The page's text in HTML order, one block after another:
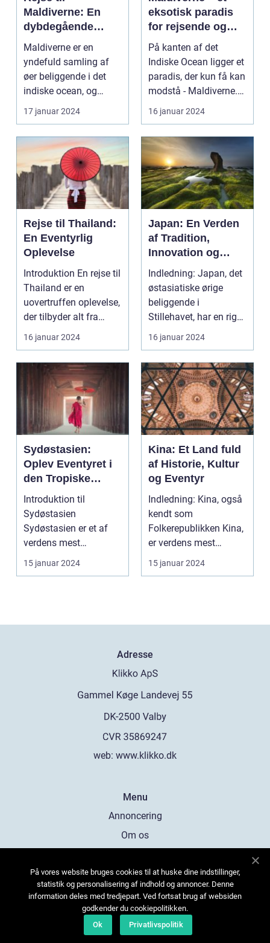
Maldiverne: En
dybdegående
oplevelse af
paradisets
skønhed og
historie
Maldiverne er en
yndefuld samling af
øer beliggende i det
indiske ocean, og
tilbyder en
uforglemmeli...
17 januar 2024
eksotisk paradis
for rejsende og
eventyrlystne
På kanten af det
Indiske Ocean ligger et
paradis, der kun få kan
modstå - Maldiverne.
Denne smukke ø...
16 januar 2024
Rejse til Thailand:
En Eventyrlig
Oplevelse
Introduktion En rejse til
Thailand er en
uovertruffen oplevelse,
der tilbyder alt fra
smukke strand...
16 januar 2024
Japan: En Verden
af Tradition,
Innovation og
Skønhed
Indledning: Japan, det
østasiatiske ørige
beliggende i
Stillehavet, har en rig
og fascinerende kult...
16 januar 2024
Sydøstasien:
Oplev Eventyret i
den Tropiske
Paradis
Introduktion til
Sydøstasien
Sydøstasien er et af
verdens mest
populære rejsemål, der
tiltrækker eve...
15 januar 2024
Kina: Et Land fuld
af Historie, Kultur
og Eventyr
Indledning: Kina, også
kendt som
Folkerepublikken Kina,
er verdens mest
folkerige land og er
beligg...
15 januar 2024
Adresse
web: www.klikko.dk
Menu
Annoncering
Om os
Kontakt os
Sitemap
På vores website bruges cookies til at huske dine indstillinger,
statistik og personalisering af indhold og annoncer. Denne
information deles med tredjepart. Ved fortsat brug af websiden
godkender du cookiepolitikken.
Ok
Privatlivspolitik